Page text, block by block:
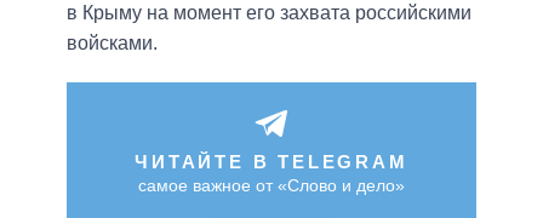
в Крыму на момент его захвата российскими
войсками.
ЧИТАЙТЕ В TELEGRAM
самое важное от «Слово и дело»